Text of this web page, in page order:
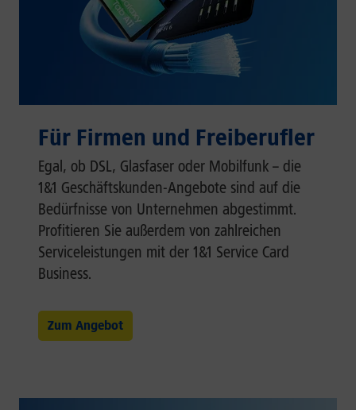
Für Firmen und Freiberufler
Egal, ob DSL, Glasfaser oder Mobilfunk – die
1&1 Geschäftskunden-Angebote sind auf die
Bedürfnisse von Unternehmen abgestimmt.
Profitieren Sie außerdem von zahlreichen
Serviceleistungen mit der 1&1 Service Card
Business.
Zum Angebot